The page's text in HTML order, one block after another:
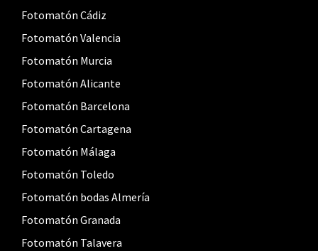
Fotomatón Cádiz
Fotomatón Valencia
Fotomatón Murcia
Fotomatón Alicante
Fotomatón Barcelona
Fotomatón Cartagena
Fotomatón Málaga
Fotomatón Toledo
Fotomatón bodas Almería
Fotomatón Granada
Fotomatón Talavera